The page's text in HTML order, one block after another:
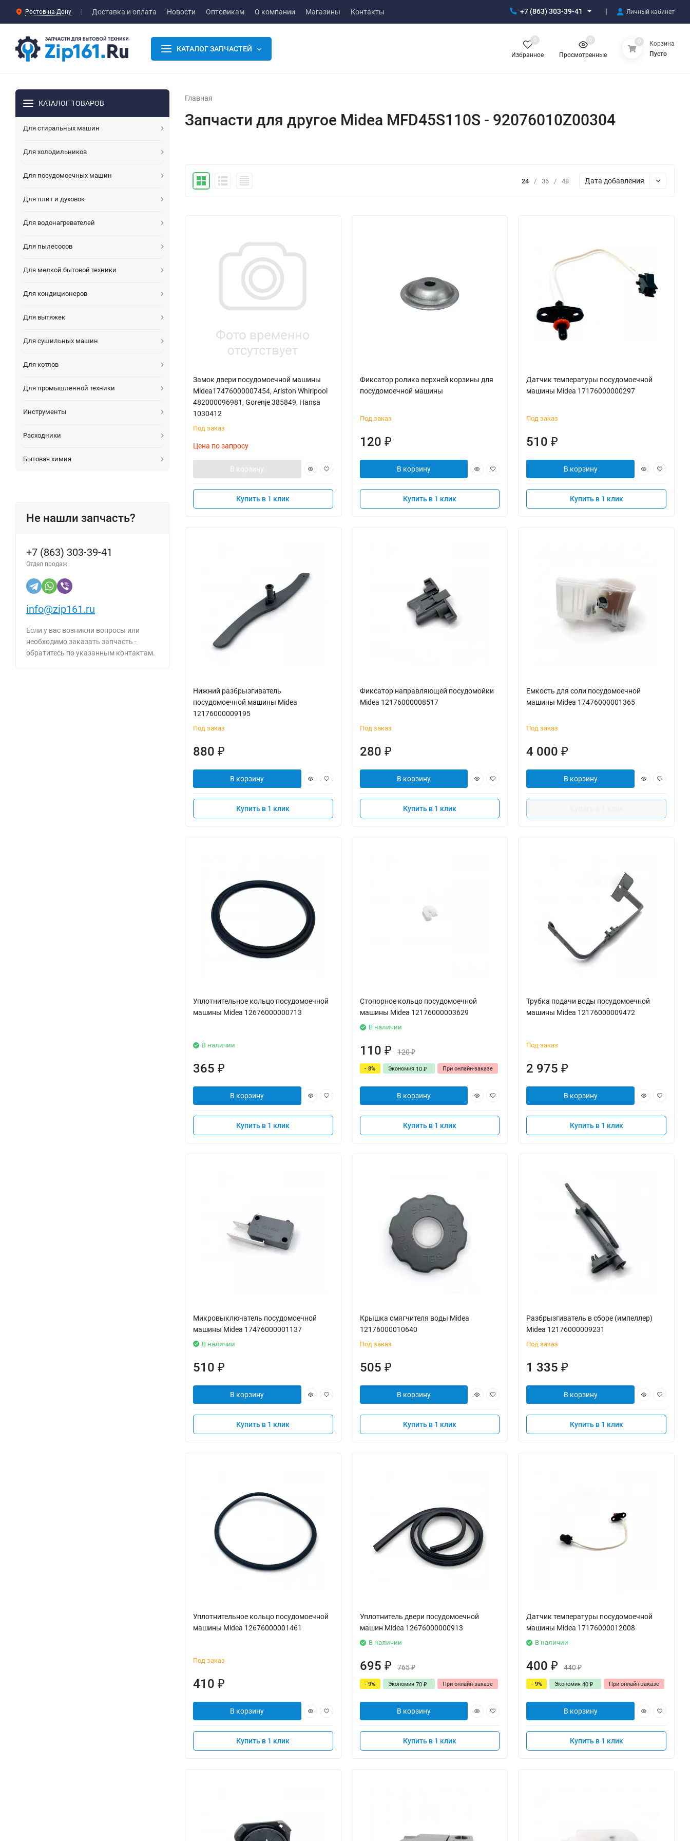
Ростов-на-Дону Доставка и оплата Новости Оптовикам О компании Магазины Контакты +7 (863) 303-39-41 Личный кабинет
КАТАЛОГ ЗАПЧАСТЕЙ
Избранное
0
Просмотренные
0 0
Корзина
Пусто
КАТАЛОГ ТОВАРОВ
Для стиральных машин
Для холодильников
Для посудомоечных машин
Для плит и духовок
Для водонагревателей
Для пылесосов
Для мелкой бытовой техники
Для кондиционеров
Для вытяжек
Для сушильных машин
Для котлов
Для промышленной техники
Инструменты
Расходники
Бытовая химия
Не нашли запчасть?
+7 (863) 303-39-41
Отдел продаж
info@zip161.ru
Если у вас возникли вопросы или
необходимо заказать запчасть -
обратитесь по указанным контактам.
Главная
Запчасти для другое Midea MFD45S110S - 92076010Z00304
24 / 36 / 48 Дата добавления
Замок двери посудомоечной машины
Midea17476000007454, Ariston Whirlpool
482000096981, Gorenje 385849, Hansa
1030412
Под заказ
Цена по запросу
В корзину
Купить в 1 клик
Фиксатор ролика верхней корзины для
посудомоечной машины
Под заказ
120 ₽
В корзину
Купить в 1 клик
Датчик температуры посудомоечной
машины Midea 17176000000297
Под заказ
510₽
В корзину
Купить в 1 клик
Нижний разбрызгиватель
посудомоечной машины Midea
12176000009195
Под заказ
880 ₽
В корзину
Купить в 1 клик
Фиксатор направляющей посудомойки
Midea 12176000008517
Под заказ
280 ₽
В корзину
Купить в 1 клик
Емкость для соли посудомоечной
машины Midea 17476000001365
Под заказ
4 000₽
В корзину
Уплотнительное кольцо посудомоечной
машины Midea 12676000000713
В наличии
365 ₽
В корзину
Купить в 1 клик
Стопорное кольцо посудомоечной
машины Midea 12176000003629
В наличии
110 ₽ 120₽
- 8% Экономия 10 ₽ При онлайн-заказе
В корзину
Купить в 1 клик
Трубка подачи воды посудомоечной
машины Midea 12176000009472
Под заказ
2 975₽
В корзину
Купить в 1 клик
Микровыключатель посудомоечной
машины Midea 17476000001137
В наличии
510 ₽
В корзину
Купить в 1 клик
Крышка смягчителя воды Midea
12176000010640
Под заказ
505 ₽
В корзину
Купить в 1 клик
Разбрызгиватель в сборе (импеллер)
Midea 12176000009231
Под заказ
1 335₽
В корзину
Купить в 1 клик
Уплотнительное кольцо посудомоечной
машины Midea 12676000001461
Под заказ
410 ₽
В корзину
Купить в 1 клик
Уплотнитель двери посудомоечной
машин Midea 12676000000913
В наличии
695 ₽ 765₽
- 9% Экономия 70 ₽ При онлайн-заказе
В корзину
Купить в 1 клик
Датчик температуры посудомоечной
машины Midea 17176000012008
В наличии
400₽ 440₽
- 9% Экономия40₽ При онлайн-заказе
В корзину
Купить в 1 клик